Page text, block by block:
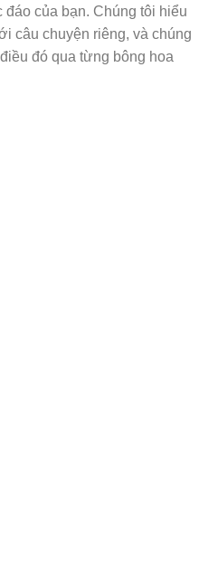
của bạn. Chúng tôi hiểu
câu chuyện riêng, và chúng
đó qua từng bông hoa